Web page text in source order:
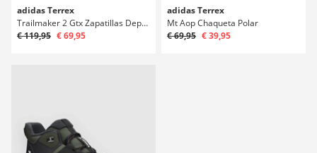
adidas Terrex
Trailmaker 2 Gtx Zapatillas Deportivas
€ 119,95 € 69,95
adidas Terrex
Mt Aop Chaqueta Polar
€ 69,95 € 39,95